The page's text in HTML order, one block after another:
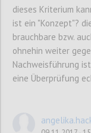
dieses Kriterium
ist ein "Konzept"?
brauchbare bzw.
ohnehin weiter
Nachweisführung
eine Überprüfung